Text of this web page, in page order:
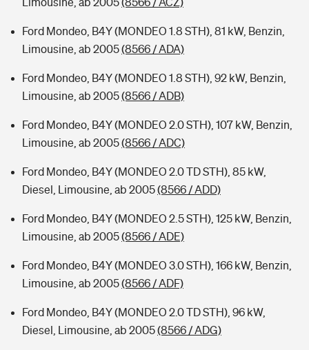
Ford Mondeo, B4Y (MONDEO 1.8 STH), 81 kW, Benzin,
Limousine, ab 2005(8566 / ADA)
Ford Mondeo, B4Y (MONDEO 1.8 STH), 92 kW, Benzin,
Limousine, ab 2005(8566 / ADB)
Ford Mondeo, B4Y (MONDEO 2.0 STH), 107 kW, Benzin,
Limousine, ab 2005(8566 / ADC)
Ford Mondeo, B4Y (MONDEO 2.0 TD STH), 85 kW,
Diesel, Limousine, ab 2005(8566 / ADD)
Ford Mondeo, B4Y (MONDEO 2.5 STH), 125 kW, Benzin,
Limousine, ab 2005(8566 / ADE)
Ford Mondeo, B4Y (MONDEO 3.0 STH), 166 kW, Benzin,
Limousine, ab 2005(8566 / ADF)
Ford Mondeo, B4Y (MONDEO 2.0 TD STH), 96 kW,
Diesel, Limousine, ab 2005(8566 / ADG)